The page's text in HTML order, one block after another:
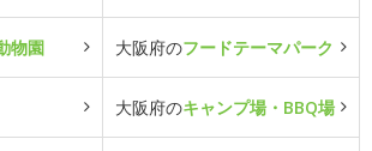
物園 大阪府のフードテーマパーク
大阪府のキャンプ場・BBQ場